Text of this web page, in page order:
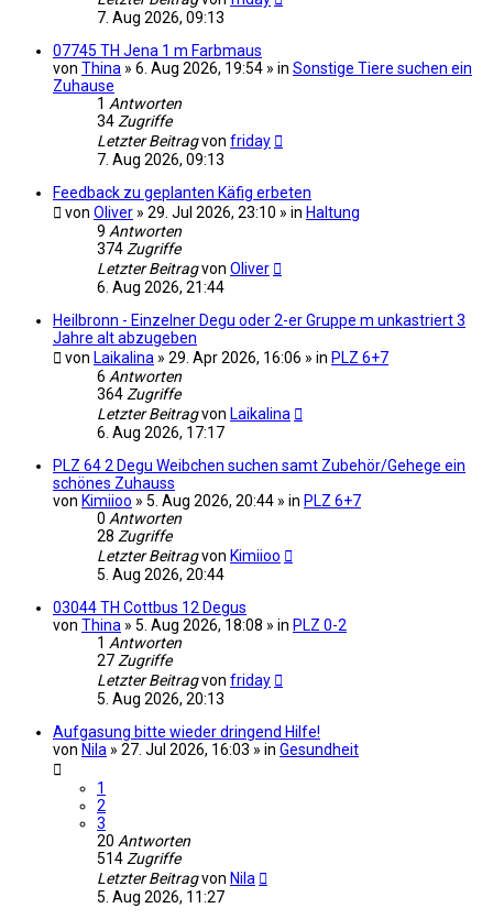
7. Aug 2026, 09:13
07745 TH Jena 1 m Farbmaus
von Thina » 6. Aug 2026, 19:54 » in Sonstige Tiere suchen ein
Zuhause
1 Antworten
34 Zugriffe
Letzter Beitragvon friday
7. Aug 2026, 09:13
Feedback zu geplanten Käfig erbeten
von Oliver » 29. Jul 2026, 23:10 » in Haltung
9 Antworten
374 Zugriffe
Letzter Beitragvon Oliver
6. Aug 2026, 21:44
Heilbronn - Einzelner Degu oder 2-er Gruppe m unkastriert 3
Jahre alt abzugeben
von Laikalina » 29. Apr 2026, 16:06 » in PLZ 6+7
6 Antworten
364 Zugriffe
Letzter Beitragvon Laikalina
6. Aug 2026, 17:17
PLZ 64 2 Degu Weibchen suchen samt Zubehör/Gehege ein
schönes Zuhauss
von Kimiioo » 5. Aug 2026, 20:44 » in PLZ 6+7
0 Antworten
28 Zugriffe
Letzter Beitragvon Kimiioo
5. Aug 2026, 20:44
03044 TH Cottbus 12 Degus
von Thina » 5. Aug 2026, 18:08 » in PLZ 0-2
1 Antworten
27 Zugriffe
Letzter Beitragvon friday
5. Aug 2026, 20:13
Aufgasung bitte wieder dringend Hilfe!
von Nila » 27. Jul 2026, 16:03 » in Gesundheit
1
2
3
20 Antworten
514 Zugriffe
Letzter Beitragvon Nila
5. Aug 2026, 11:27